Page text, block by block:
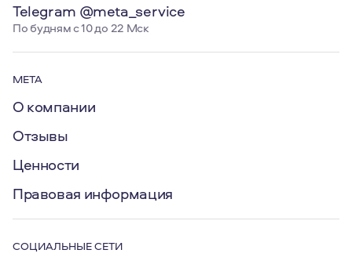
Telegram @meta_service
По будням с 10 до 22 Мск
МЕТА
О компании
Отзывы
Ценности
Правовая информация
СОЦИАЛЬНЫЕ СЕТИ